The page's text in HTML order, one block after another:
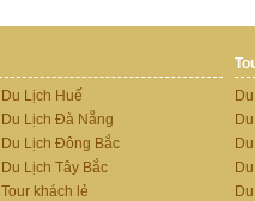
Du Lịch Huế
Du Lịch Đà Nẵng
Du Lịch Đông Bắc
Du Lịch Tây Bắc
Tour khách lẻ